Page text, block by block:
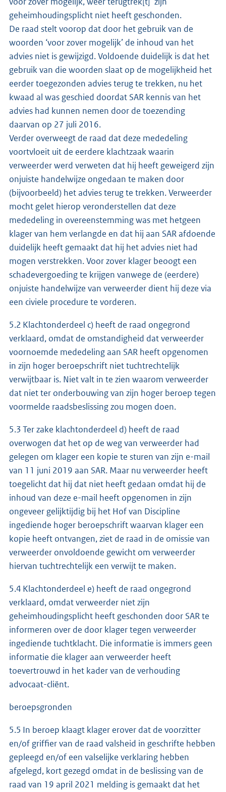
geheimhoudingsplicht niet heeft geschonden.
De raad stelt voorop dat door het gebruik van de
woorden ‘voor zover mogelijk’ de inhoud van het
advies niet is gewijzigd. Voldoende duidelijk is dat het
gebruik van die woorden slaat op de mogelijkheid het
eerder toegezonden advies terug te trekken, nu het
kwaad al was geschied doordat SAR kennis van het
advies had kunnen nemen door de toezending
daarvan op 27 juli 2016.
Verder overweegt de raad dat deze mededeling
voortvloeit uit de eerdere klachtzaak waarin
verweerder werd verweten dat hij heeft geweigerd zijn
onjuiste handelwijze ongedaan te maken door
(bijvoorbeeld) het advies terug te trekken. Verweerder
mocht gelet hierop veronderstellen dat deze
mededeling in overeenstemming was met hetgeen
klager van hem verlangde en dat hij aan SAR afdoende
duidelijk heeft gemaakt dat hij het advies niet had
mogen verstrekken. Voor zover klager beoogt een
schadevergoeding te krijgen vanwege de (eerdere)
onjuiste handelwijze van verweerder dient hij deze via
een civiele procedure te vorderen.
5.2 Klachtonderdeel c) heeft de raad ongegrond
verklaard, omdat de omstandigheid dat verweerder
voornoemde mededeling aan SAR heeft opgenomen
in zijn hoger beroepschrift niet tuchtrechtelijk
verwijtbaar is. Niet valt in te zien waarom verweerder
dat niet ter onderbouwing van zijn hoger beroep tegen
voormelde raadsbeslissing zou mogen doen.
5.3 Ter zake klachtonderdeel d) heeft de raad
overwogen dat het op de weg van verweerder had
gelegen om klager een kopie te sturen van zijn e-mail
van 11 juni 2019 aan SAR. Maar nu verweerder heeft
toegelicht dat hij dat niet heeft gedaan omdat hij de
inhoud van deze e-mail heeft opgenomen in zijn
ongeveer gelijktijdig bij het Hof van Discipline
ingediende hoger beroepschrift waarvan klager een
kopie heeft ontvangen, ziet de raad in de omissie van
verweerder onvoldoende gewicht om verweerder
hiervan tuchtrechtelijk een verwijt te maken.
5.4 Klachtonderdeel e) heeft de raad ongegrond
verklaard, omdat verweerder niet zijn
geheimhoudingsplicht heeft geschonden door SAR te
informeren over de door klager tegen verweerder
ingediende tuchtklacht. Die informatie is immers geen
informatie die klager aan verweerder heeft
toevertrouwd in het kader van de verhouding
advocaat-cliënt.
beroepsgronden
5.5 In beroep klaagt klager erover dat de voorzitter
en/of griffier van de raad valsheid in geschrifte hebben
gepleegd en/of een valselijke verklaring hebben
afgelegd, kort gezegd omdat in de beslissing van de
raad van 19 april 2021 melding is gemaakt dat het